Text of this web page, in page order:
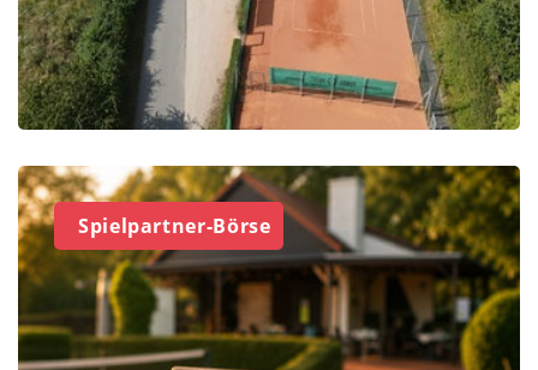
Spielpartner-Börse